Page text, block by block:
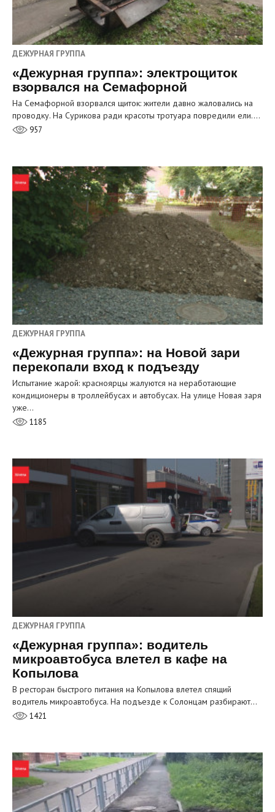
ДЕЖУРНАЯ ГРУППА
«Дежурная группа»: электрощиток
взорвался на Семафорной
На Семафорной взорвался щиток: жители давно жаловались на
проводку. На Сурикова ради красоты тротуара повредили ели.…
957
ДЕЖУРНАЯ ГРУППА
«Дежурная группа»: на Новой зари
перекопали вход к подъезду
Испытание жарой: красноярцы жалуются на неработающие
кондиционеры в троллейбусах и автобусах. На улице Новая заря
уже…
1185
ДЕЖУРНАЯ ГРУППА
«Дежурная группа»: водитель
микроавтобуса влетел в кафе на
Копылова
В ресторан быстрого питания на Копылова влетел спящий
водитель микроавтобуса. На подъезде к Солонцам разбирают…
1421